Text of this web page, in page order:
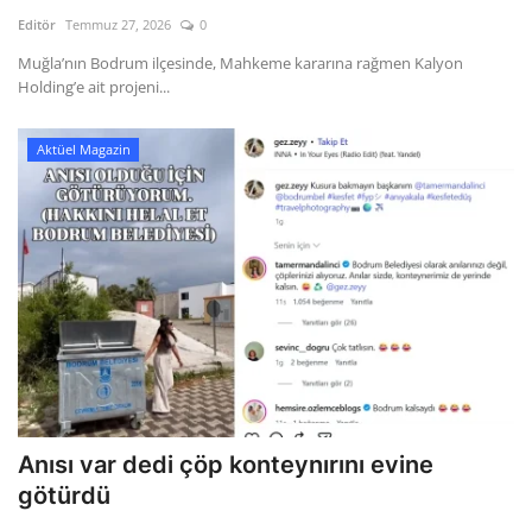
Gizlilik Politikası
Reklam ve İşbirliği
Bodrum Trafik Yoğunluk Haritası
Turizm
Siyaset
Bodrum Nöbetçi Eczaneler
Köşe Yazarları
Spor
Editör Temmuz 27, 2026 0
Muğla’nın Bodrum ilçesinde, Mahkeme kararına rağmen Kalyon
Holding’e ait projeni...
Aktüel Magazin
Anısı var dedi çöp konteynırını evine
götürdü